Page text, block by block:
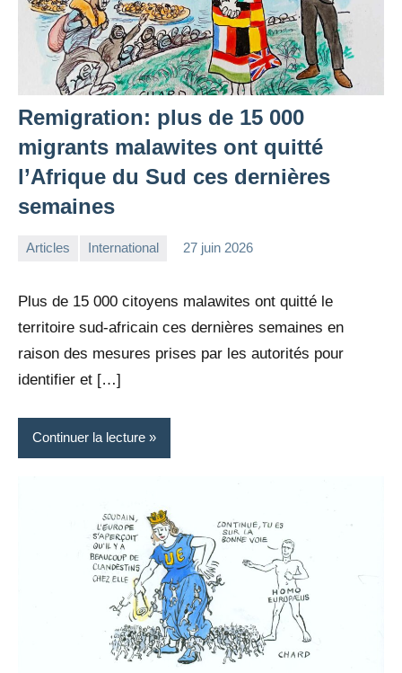
Remigration: plus de 15 000
migrants malawites ont quitté
l’Afrique du Sud ces dernières
semaines
Articles International 27 juin 2026
Plus de 15 000 citoyens malawites ont quitté le
territoire sud-africain ces dernières semaines en
raison des mesures prises par les autorités pour
identifier et […]
Continuer la lecture